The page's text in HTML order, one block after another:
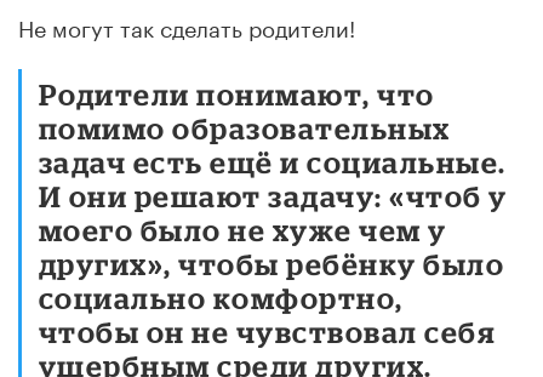
Не могут так сделать родители!
Родители понимают, что
помимо образовательных
задач есть ещё и социальные.
И они решают задачу: «чтоб у
моего было не хуже чем у
других», чтобы ребёнку было
социально комфортно,
чтобы он не чувствовал себя
ущербным среди других.